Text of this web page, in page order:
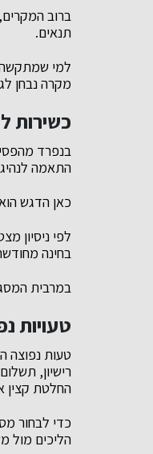
ברוב
תנאים.
למי שמתקשה
מקרה נבחן
כשירות
בנפרד
התאמה
כאן הדגש
לפי ניסיון
בחינה
במרבית
טעויות
טעות נפוצה
רישיון,
החלטת קצין
כדי לבחור
הליכים מול